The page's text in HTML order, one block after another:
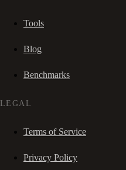
Tools
Blog
Benchmarks
LEGAL
Terms of Service
Privacy Policy